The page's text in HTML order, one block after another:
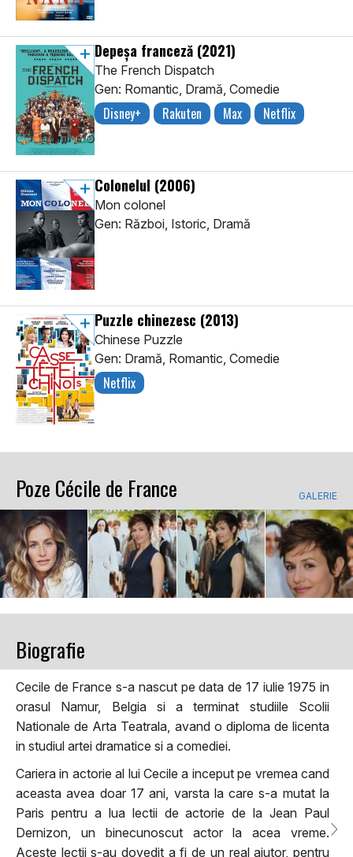
Depeşa franceză (2021)
The French Dispatch
Gen: Romantic, Dramă, Comedie
Disney+ Rakuten Max Netflix
Colonelul (2006)
Mon colonel
Gen: Război, Istoric, Dramă
Puzzle chinezesc (2013)
Chinese Puzzle
Gen: Dramă, Romantic, Comedie
Netflix
Poze Cécile de France GALERIE
Biografie
Cecile de France s-a nascut pe data de 17 iulie 1975 in
orasul Namur, Belgia si a terminat studiile Scolii
Nationale de Arta Teatrala, avand o diploma de licenta
in studiul artei dramatice si a comediei.
Cariera in actorie al lui Cecile a inceput pe vremea cand
aceasta avea doar 17 ani, varsta la care s-a mutat la
Paris pentru a lua lectii de actorie de la Jean Paul
Dernizon, un binecunoscut actor la acea vreme.
Aceste lectii s-au dovedit a fi de un real ajutor, pentru